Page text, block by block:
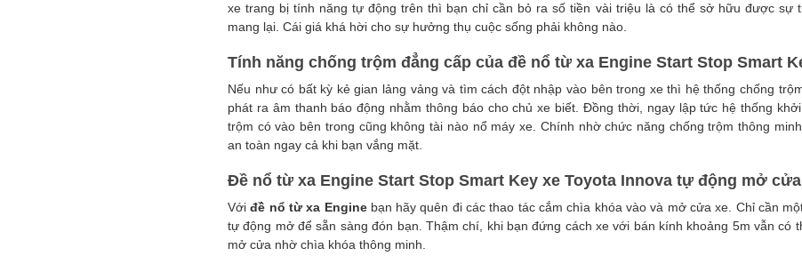
xe trang bị tính năng tự động trên thì bạn chỉ cần bỏ ra số tiền vài triệu là có thể sở hữu được sự
mang lại. Cái giá khá hời cho sự hưởng thụ cuộc sống phải không nào.
Tính năng chống trộm đẳng cấp của đề nổ từ xa Engine Start Stop Smart
Nếu như có bất kỳ kẻ gian lảng vảng và tìm cách đột nhập vào bên trong xe thì hệ thống chống
phát ra âm thanh báo động nhằm thông báo cho chủ xe biết. Đồng thời, ngay lập tức hệ thống
trộm có vào bên trong cũng không tài nào nổ máy xe. Chính nhờ chức năng chống trộm thông
an toàn ngay cả khi bạn vắng mặt.
Đề nổ từ xa Engine Start Stop Smart Key xe Toyota Innova tự động mở cửa
Vớiđề nổ từ xa Enginebạn hãy quên đi các thao tác cắm chìa khóa vào và mở cửa xe. Chỉ cần
tự động mở để sẵn sàng đón bạn. Thậm chí, khi bạn đứng cách xe với bán kính khoảng 5m vẫn có
mở cửa nhờ chìa khóa thông minh.